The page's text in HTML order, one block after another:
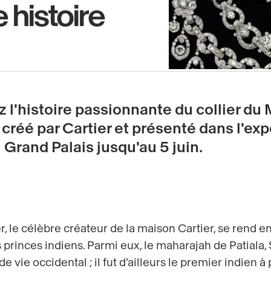
histoire
l'histoire passionnante du collier du
par Cartier et présenté dans
Grand Palais jusqu'au 5 juin.
le célèbre créateur de la maison Cartier, se rend
indiens. Parmi eux, le maharajah de Patiala,
vie occidental ; il fut d’ailleurs le premier indien